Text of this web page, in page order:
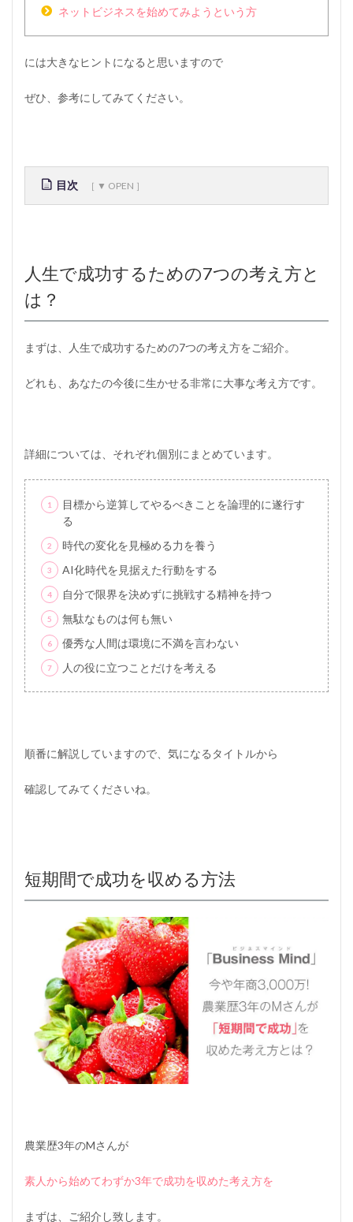
ネットビジネスを始めてみようという方
には大きなヒントになると思いますので
ぜひ、参考にしてみてください。
目次
成
す
め
の
つ
と
2
期
間
で
成
功
を
収
め
る
方
法
違
う
と
る
勇
気
A
I
化
を
見
据
え
あ
を
え
人生で成功するための7つの考え方と
は？
まずは、人生で成功するための7つの考え方をご紹介。
どれも、あなたの今後に生かせる非常に大事な考え方です。
詳細については、それぞれ個別にまとめています。
目標から逆算してやるべきことを論理的に遂行す
る
時代の変化を見極める力を養う
AI化時代を見据えた行動をする
自分で限界を決めずに挑戦する精神を持つ
無駄なものは何も無い
優秀な人間は環境に不満を言わない
人の役に立つことだけを考える
順番に解説していますので、気になるタイトルから
確認してみてくださいね。
短期間で成功を収める方法
農業歴3年のMさんが
素人から始めてわずか3年で成功を収めた考え方を
まずは、ご紹介し致します。